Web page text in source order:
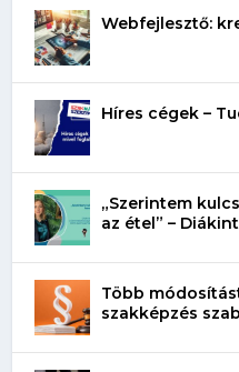
Webfejlesztő:
Híres cégek –
„Szerintem
az étel” –
Több
szakképzés